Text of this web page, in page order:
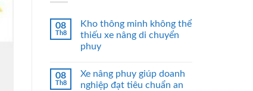
08
Th8
Kho thông minh không thể
thiếu xe nâng di chuyển
phuy
08
Th8
Xe nâng phuy giúp doanh
nghiệp đạt tiêu chuẩn an